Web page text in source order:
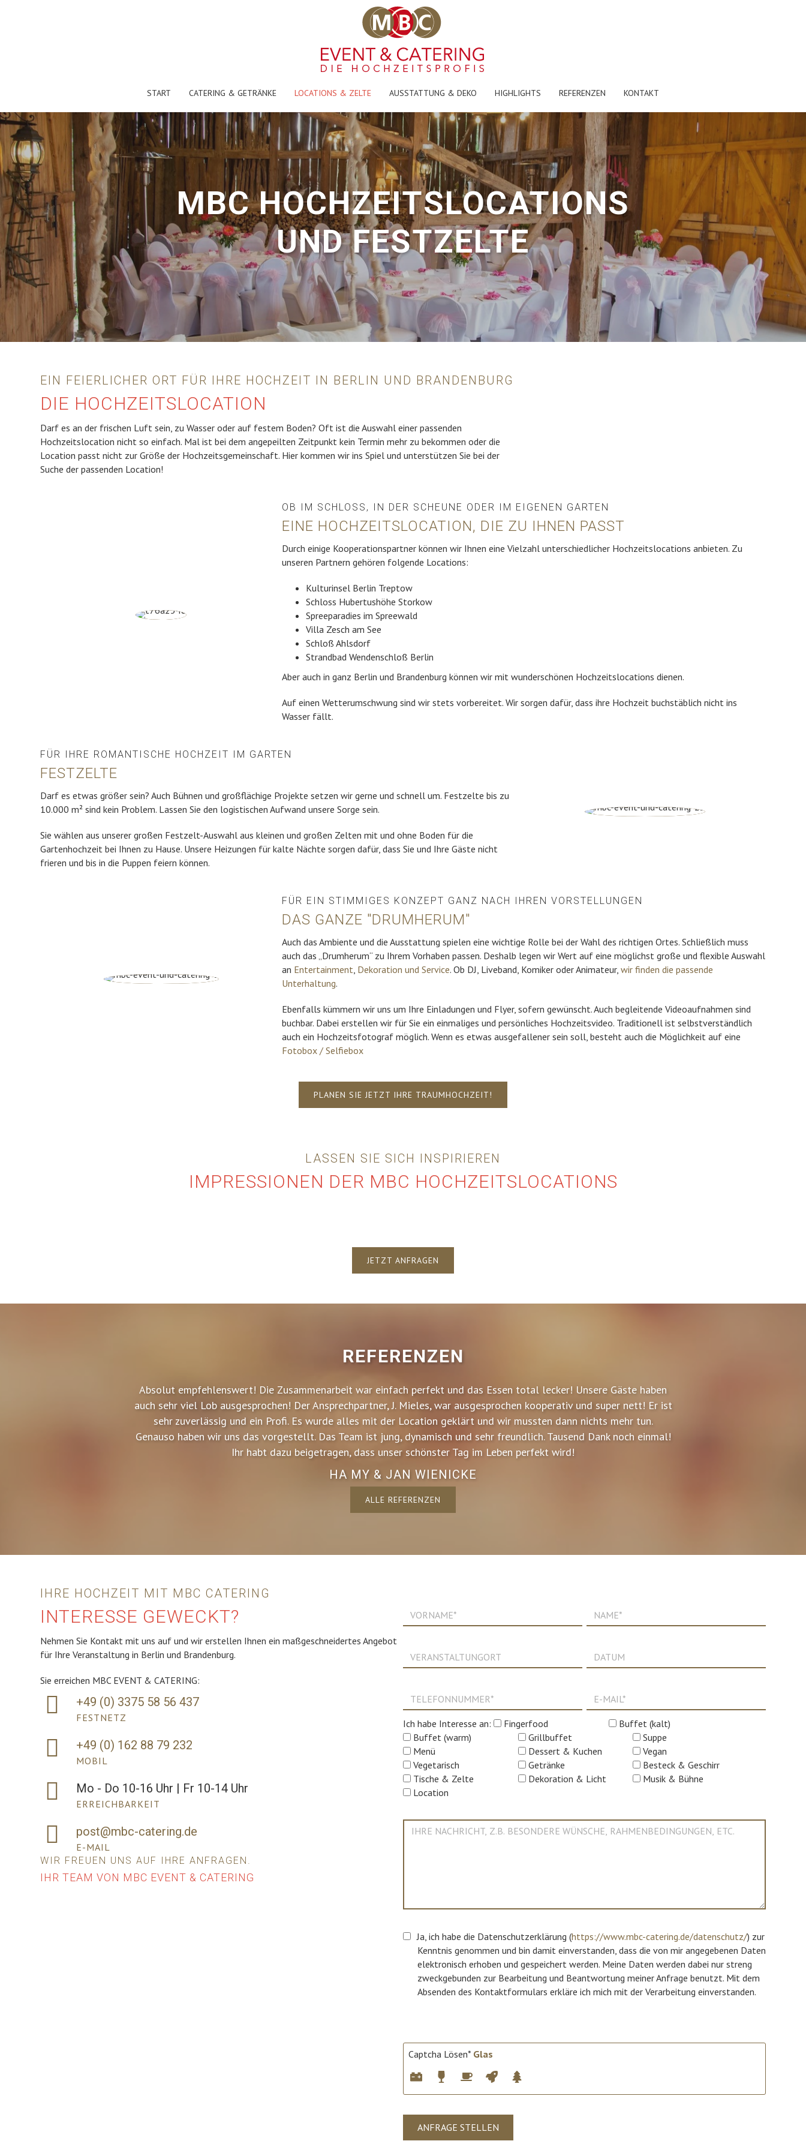
START CATERING & GETRÄNKE LOCATIONS & ZELTE AUSSTATTUNG & DEKO HIGHLIGHTS REFERENZEN KONTAKT
MBC HOCHZEITSLOCATIONS
UND FESTZELTE
EIN FEIERLICHER ORT FÜR IHRE HOCHZEIT IN BERLIN UND BRANDENBURG
DIE HOCHZEITSLOCATION
Darf es an der frischen Luft sein, zu Wasser oder auf festem Boden? Oft ist die Auswahl einer passenden
Hochzeitslocation nicht so einfach. Mal ist bei dem angepeilten Zeitpunkt kein Termin mehr zu bekommen oder die
Location passt nicht zur Größe der Hochzeitsgemeinschaft. Hier kommen wir ins Spiel und unterstützen Sie bei der
Suche der passenden Location!
OB IM SCHLOSS, IN DER SCHEUNE ODER IM EIGENEN GARTEN
EINE HOCHZEITSLOCATION, DIE ZU IHNEN PASST
Durch einige Kooperationspartner können wir Ihnen eine Vielzahl unterschiedlicher Hochzeitslocations anbieten. Zu
unseren Partnern gehören folgende Locations:
Kulturinsel Berlin Treptow
Schloss Hubertushöhe Storkow
Spreeparadies im Spreewald
Villa Zesch am See
Schloß Ahlsdorf
Strandbad Wendenschloß Berlin
Aber auch in ganz Berlin und Brandenburg können wir mit wunderschönen Hochzeitslocations dienen.
Auf einen Wetterumschwung sind wir stets vorbereitet. Wir sorgen dafür, dass ihre Hochzeit buchstäblich nicht ins
Wasser fällt.
FÜR IHRE ROMANTISCHE HOCHZEIT IM GARTEN
FESTZELTE
Darf es etwas größer sein? Auch Bühnen und großflächige Projekte setzen wir gerne und schnell um. Festzelte bis zu
10.000 m² sind kein Problem. Lassen Sie den logistischen Aufwand unsere Sorge sein.
Sie wählen aus unserer großen Festzelt-Auswahl aus kleinen und großen Zelten mit und ohne Boden für die
Gartenhochzeit bei Ihnen zu Hause. Unsere Heizungen für kalte Nächte sorgen dafür, dass Sie und Ihre Gäste nicht
frieren und bis in die Puppen feiern können.
FÜR EIN STIMMIGES KONZEPT GANZ NACH IHREN VORSTELLUNGEN
DAS GANZE "DRUMHERUM"
Auch das Ambiente und die Ausstattung spielen eine wichtige Rolle bei der Wahl des richtigen Ortes. Schließlich muss
auch das „Drumherum“ zu Ihrem Vorhaben passen. Deshalb legen wir Wert auf eine möglichst große und flexible Auswahl
an Entertainment, Dekoration und Service. Ob DJ, Liveband, Komiker oder Animateur,wir finden die passende
Unterhaltung.
Ebenfalls kümmern wir uns um Ihre Einladungen und Flyer, sofern gewünscht. Auch begleitende Videoaufnahmen sind
buchbar. Dabei erstellen wir für Sie ein einmaliges und persönliches Hochzeitsvideo. Traditionell ist selbstverständlich
auch ein Hochzeitsfotograf möglich. Wenn es etwas ausgefallener sein soll, besteht auch die Möglichkeit auf eine
Fotobox / Selfiebox
PLANEN SIE JETZT IHRE TRAUMHOCHZEIT!
LASSEN SIE SICH INSPIRIEREN
IMPRESSIONEN DER MBC HOCHZEITS­LOCATIONS
JETZT ANFRAGEN
REFERENZEN
Absolut empfehlenswert! Die Zusammenarbeit war einfach perfekt und das Essen total lecker! Unsere Gäste haben
auch sehr viel Lob ausgesprochen! Der Ansprechpartner, J. Mieles, war ausgesprochen kooperativ und super nett! Er ist
sehr zuverlässig und ein Profi. Es wurde alles mit der Location geklärt und wir mussten dann nichts mehr tun.
Genauso haben wir uns das vorgestellt. Das Team ist jung, dynamisch und sehr freundlich. Tausend Dank noch einmal!
Ihr habt dazu beigetragen, dass unser schönster Tag im Leben perfekt wird!
HA MY & JAN WIENICKE
ALLE REFERENZEN
IHRE HOCHZEIT MIT MBC CATERING
INTERESSE GEWECKT?
Nehmen Sie Kontakt mit uns auf und wir erstellen Ihnen ein maßgeschneidertes Angebot
für Ihre Veranstaltung in Berlin und Brandenburg.
Sie erreichen MBC EVENT & CATERING:
+49 (0) 3375 58 56 437
FESTNETZ
+49 (0) 162 88 79 232
MOBIL
Mo - Do 10-16 Uhr | Fr 10-14 Uhr
ERREICHBARKEIT
post@mbc-catering.de
E-MAIL
WIR FREUEN UNS AUF IHRE ANFRAGEN.
IHR TEAM VON MBC EVENT & CATERING
Ich habe Interesse an: Fingerfood
Buffet (kalt)
Buffet (warm)
Grillbuffet
Suppe
Menü
Dessert & Kuchen
Vegan
Vegetarisch
Getränke
Besteck & Geschirr
Tische & Zelte
Dekoration & Licht
Musik & Bühne
Location
Ja, ich habe die Datenschutzerklärung (https://www.mbc-catering.de/datenschutz/) zur
Kenntnis genommen und bin damit einverstanden, dass die von mir angegebenen Daten
elektronisch erhoben und gespeichert werden. Meine Daten werden dabei nur streng
zweckgebunden zur Bearbeitung und Beantwortung meiner Anfrage benutzt. Mit dem
Absenden des Kontaktformulars erkläre ich mich mit der Verarbeitung einverstanden.
Captcha Lösen* Glas